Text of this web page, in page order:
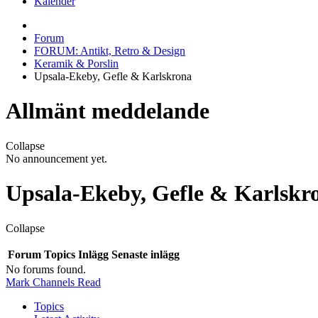
Forum
FORUM: Antikt, Retro & Design
Keramik & Porslin
Upsala-Ekeby, Gefle & Karlskrona
Allmänt meddelande
Collapse
No announcement yet.
Upsala-Ekeby, Gefle &
Collapse
Forum Topics Inlägg Senaste inlägg
No forums found.
Mark Channels Read
Topics